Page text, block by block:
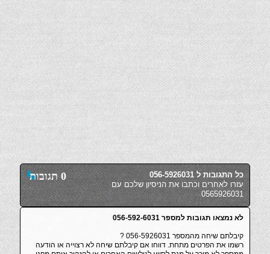
0 תגובות
כל התגובות ל 056-5926031
עזרו לאחרים וכתבו את הניסיון שלכם עם
0565926031
לא נמצאו תגובות למספר 056-592-6031
קיבלתם שיחה מהמספר 056-5926031 ?
רשמו את הפרטים מתחת. דווחו אם קיבלתם שיחה לא רצוייה או הודעה